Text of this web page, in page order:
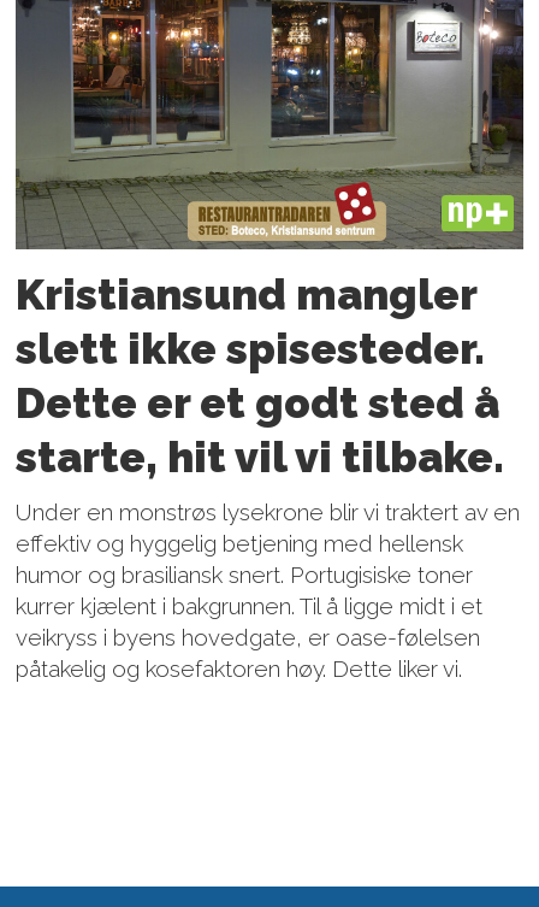
PLUS
Kristiansund mangler
slett ikke spisesteder.
Dette er et godt sted å
starte, hit vil vi tilbake.
Under en monstrøs lysekrone blir vi traktert av en
effektiv og hyggelig betjening med hellensk
humor og brasiliansk snert. Portugisiske toner
kurrer kjælent i bakgrunnen. Til å ligge midt i et
veikryss i byens hovedgate, er oase-følelsen
påtakelig og kosefaktoren høy. Dette liker vi.